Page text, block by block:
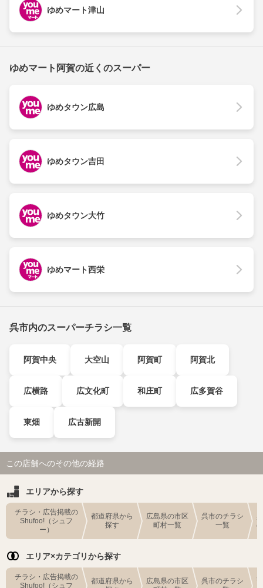
ゆめマート津山
ゆめマート阿賀の近くのスーパー
ゆめタウン広島
ゆめタウン吉田
ゆめタウン大竹
ゆめマート西栄
呉市内のスーパーチラシ一覧
阿賀中央 大空山 阿賀町 阿賀北
広横路 広文化町 和庄町 広多賀谷
東畑 広古新開
この店舗へのその他の経路
エリアから探す
チラシ・広告掲載の
Shufoo!（シュフ
ー）
都道府県から
探す
広島県の市区
町村一覧
呉市のチラシ
一覧
エリア×カテゴリから探す
チラシ・広告掲載の
Shufoo!（シュフ
都道府県から
広島県の市区
呉市のチラシ